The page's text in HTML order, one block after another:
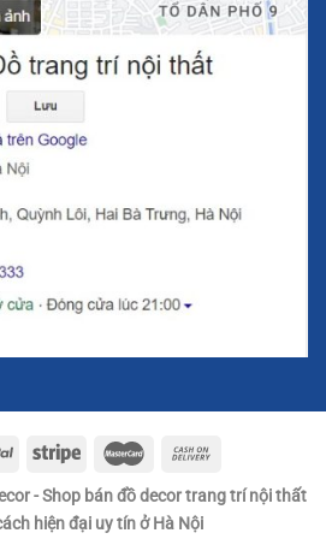
pha lê trong suốt, sản phẩm này
và hài hòa, giúp xua đuổi
bằng cho không gian sống của
Sao Hỏa
hoặc nơi làm việc sẽ mang lại may
- Shop bán đồ decor trang trí nội thất
hiện đại uy tín ở Hà Nội